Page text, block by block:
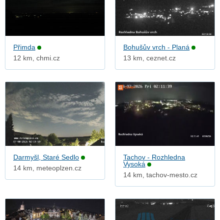
Přimda
12 km, chmi.cz
Bohušův vrch - Planá
13 km, ceznet.cz
Darmyšl, Staré Sedlo
14 km, meteoplzen.cz
Tachov - Rozhledna
Vysoká
14 km, tachov-mesto.cz